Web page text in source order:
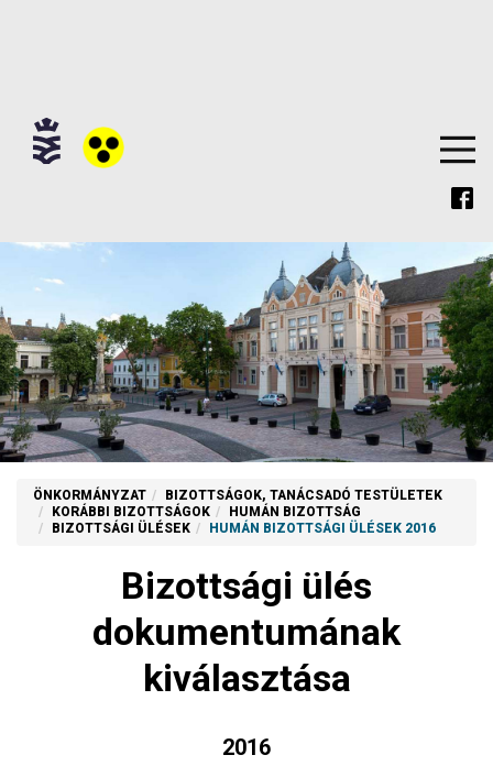
ÖNKORMÁNYZAT
BIZOTTSÁGOK, TANÁCSADÓ TESTÜLETEK
KORÁBBI BIZOTTSÁGOK
HUMÁN BIZOTTSÁG
BIZOTTSÁGI ÜLÉSEK
HUMÁN BIZOTTSÁGI ÜLÉSEK 2016
Bizottsági ülés
dokumentumának
kiválasztása
2016